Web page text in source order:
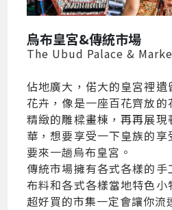
烏布皇宮&傳統市場
The Ubud Palace &
佔地廣大，偌大的皇宮裡
花卉，像是一座百花齊放
精緻的雕樑畫棟，再再展
華，想要享受一下皇族的
要來一趟烏布皇宮。
傳統市場擁有各式各樣的
布料和各式各樣當地特色小
超好買的市集一定會讓你流